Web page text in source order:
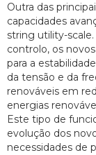
Outra das
capacidades
string utility-
controlo, os
para a
da tensão e da
renováveis em
energias
Este tipo de
evolução dos
necessidades de